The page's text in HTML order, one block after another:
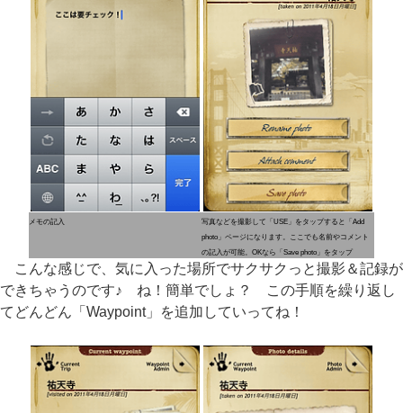
メモの記入
写真などを撮影して「USE」をタップすると「Add
photo」ページになります。ここでも名前やコメント
の記入が可能。OKなら「Save photo」をタップ
こんな感じで、気に入った場所でサクサクっと撮影＆記録が
できちゃうのです♪ ね！簡単でしょ？ この手順を繰り返し
てどんどん「Waypoint」を追加していってね！